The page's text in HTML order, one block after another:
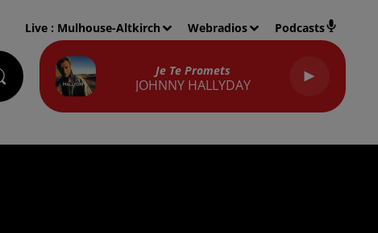
Live : Mulhouse-Altkirch Webradios Podcasts
Je Te Promets
JOHNNY HALLYDAY